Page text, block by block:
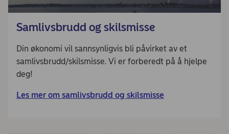
Samlivsbrudd og skilsmisse
Din økonomi vil sannsynligvis bli påvirket av et
samlivsbrudd/skilsmisse. Vi er forberedt på å hjelpe
deg!
Les mer om samlivsbrudd og skilsmisse